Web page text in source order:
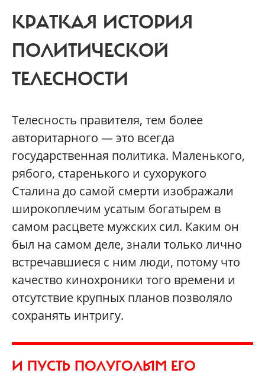
КРАТКАЯ ИСТОРИЯ
ПОЛИТИЧЕСКОЙ
ТЕЛЕСНОСТИ
Телесность правителя, тем более
авторитарного — это всегда
государственная политика. Маленького,
рябого, старенького и сухорукого
Сталина до самой смерти изображали
широкоплечим усатым богатырем в
самом расцвете мужских сил. Каким он
был на самом деле, знали только лично
встречавшиеся с ним люди, потому что
качество кинохроники того времени и
отсутствие крупных планов позволяло
сохранять интригу.
И ПУСТЬ ПОЛУГОЛЫМ ЕГО